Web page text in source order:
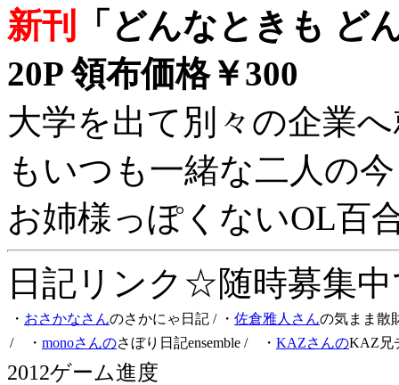
新刊
「どんなときも ど
20P 領布価格￥300
大学を出て別々の企業
もいつも一緒な二人の
お姉様っぽくないOL百
日記リンク☆随時募集
・ おさかなさんのさかにゃ日記 / ・ 佐倉雅人さんの気まま散
/ ・ monoさんのさぼり日記ensemble / ・ KAZさんのKAZ兄
2012ゲーム進度